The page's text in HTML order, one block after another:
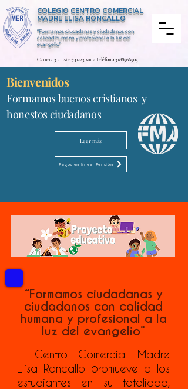
Bienvenidos
Formamos buenos cristianos y
honestos ciudadanos
Leer más
Pagos en línea- Pensión
COLEGIO CENTRO COMERCIAL
MADRE ELISA RONCALLO
“Formamos ciudadanas y ciudadanos con
calidad humana y profesional a la luz del
evangelio”
Carrera 3 c Este #41-23 sur - Teléfono3188566505
“Formamos ciudadanas y
ciudadanos con calidad
humana y profesional a la
luz del evangelio”
El Centro Comercial Madre
Elisa Roncallo promueve a los
estudiantes en su totalidad,